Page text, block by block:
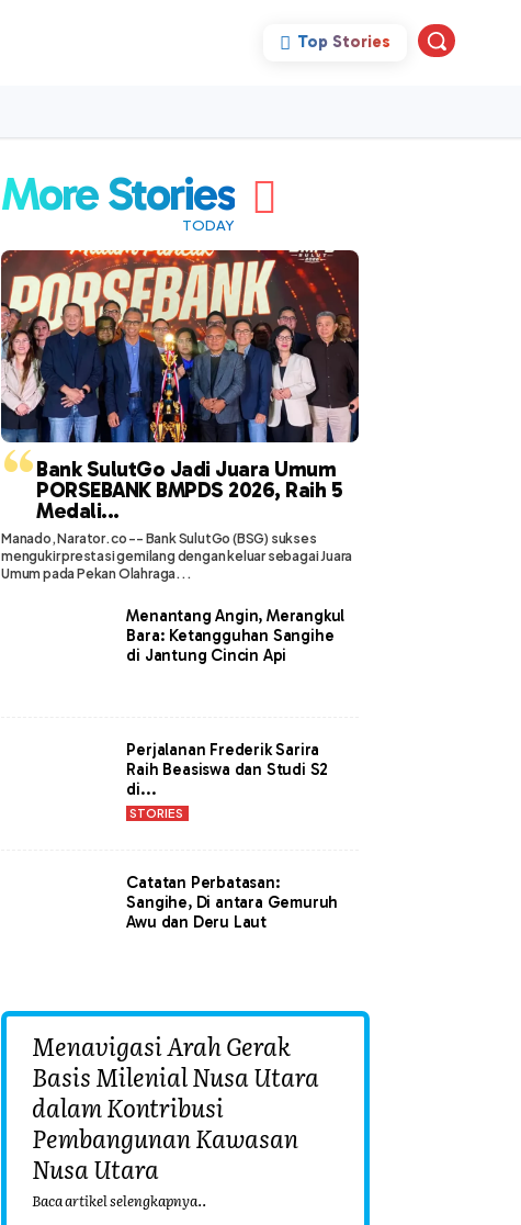
Top Stories
More Stories
TODAY
“Bank SulutGo Jadi Juara Umum
PORSEBANK BMPDS 2026, Raih 5
Medali...
Manado, Narator.co -- Bank SulutGo (BSG) sukses
mengukir prestasi gemilang dengan keluar sebagai Juara
Umum pada Pekan Olahraga...
Menantang Angin, Merangkul
Bara: Ketangguhan Sangihe
di Jantung Cincin Api
Perjalanan Frederik Sarira
Raih Beasiswa dan Studi S2
di...
STORIES
Catatan Perbatasan:
Sangihe, Di antara Gemuruh
Awu dan Deru Laut
Menavigasi Arah Gerak
Basis Milenial Nusa Utara
dalam Kontribusi
Pembangunan Kawasan
Nusa Utara
Baca artikel selengkapnya..